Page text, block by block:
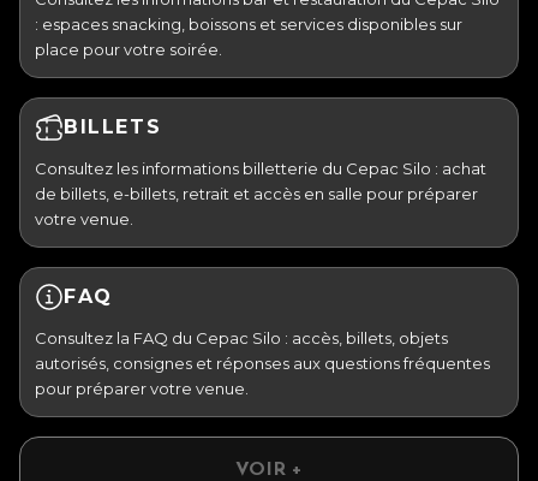
: espaces snacking, boissons et services disponibles sur
place pour votre soirée.
BILLETS
Consultez les informations billetterie du Cepac Silo : achat
de billets, e-billets, retrait et accès en salle pour préparer
votre venue.
FAQ
Consultez la FAQ du Cepac Silo : accès, billets, objets
autorisés, consignes et réponses aux questions fréquentes
pour préparer votre venue.
VOIR +